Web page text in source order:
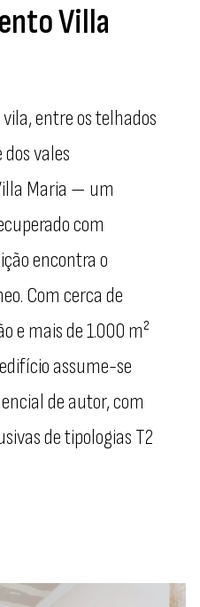
Villa
entre os telhados
vales
Maria — um
com
encontra o
Com cerca de
e mais de 1.000 m²
assume-se
de autor, com
de tipologias T2